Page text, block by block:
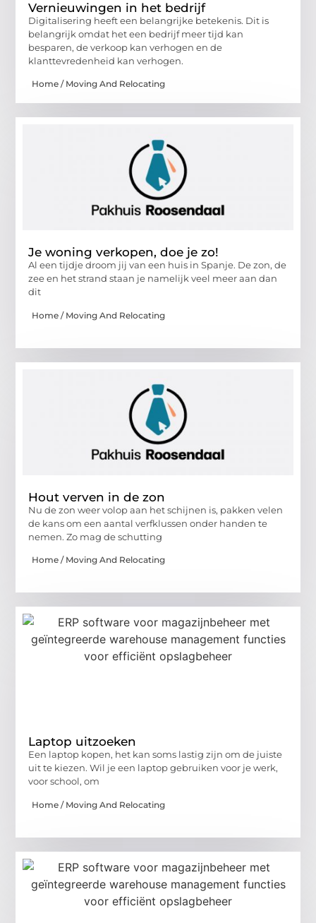
Vernieuwingen in het bedrijf
Digitalisering heeft een belangrijke betekenis. Dit is
belangrijk omdat het een bedrijf meer tijd kan
besparen, de verkoop kan verhogen en de
klanttevredenheid kan verhogen.
Home / Moving And Relocating
Je woning verkopen, doe je zo!
Al een tijdje droom jij van een huis in Spanje. De zon, de
zee en het strand staan je namelijk veel meer aan dan
dit
Home / Moving And Relocating
Hout verven in de zon
Nu de zon weer volop aan het schijnen is, pakken velen
de kans om een aantal verfklussen onder handen te
nemen. Zo mag de schutting
Home / Moving And Relocating
Laptop uitzoeken
Een laptop kopen, het kan soms lastig zijn om de juiste
uit te kiezen. Wil je een laptop gebruiken voor je werk,
voor school, om
Home / Moving And Relocating